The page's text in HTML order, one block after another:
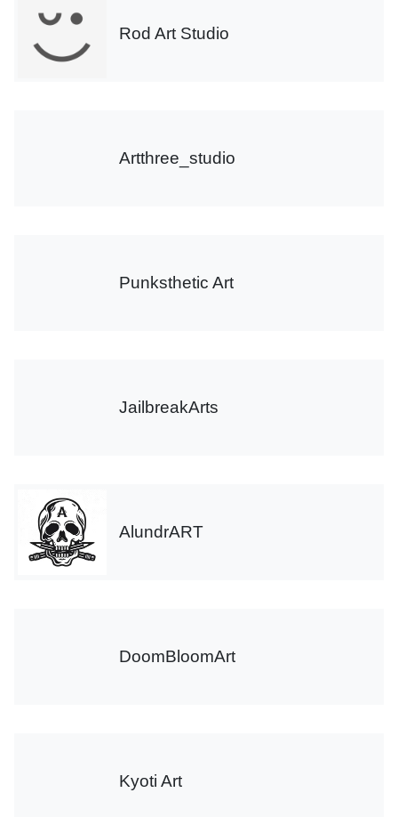
Rod Art Studio
Artthree_studio
Punksthetic Art
JailbreakArts
AlundrART
DoomBloomArt
Kyoti Art